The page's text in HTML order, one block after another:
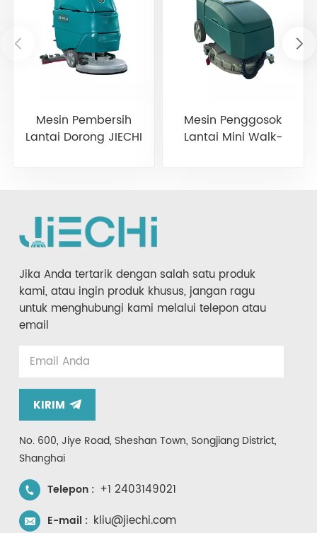
Mesin Pembersih
Lantai Dorong JIECHI
Mesin Penggosok
Lantai Mini Walk-
Jika Anda tertarik dengan salah satu produk
kami, atau ingin produk khusus, jangan ragu
untuk menghubungi kami melalui telepon atau
email
KIRIM
No. 600, Jiye Road, Sheshan Town, Songjiang District,
Shanghai
Telepon : +1 2403149021
E-mail : kliu@jiechi.com